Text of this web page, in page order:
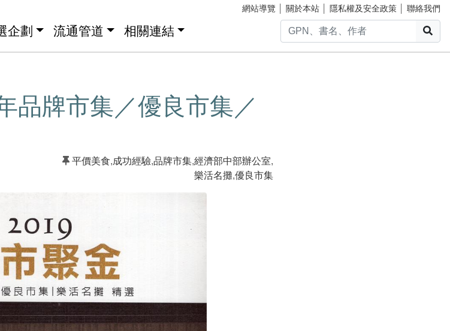
網站導覽 關於本站 隱私權及安全政策 聯絡我們
企劃 流通管道 相關連結
品牌市集／優良市集／
平價美食,成功經驗,品牌市集,經濟部中部辦公室,
樂活名攤,優良市集